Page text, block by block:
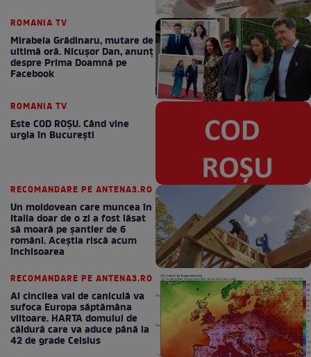
ROMANIA TV
Mirabela Grădinaru, mutare de
ultimă oră. Nicuşor Dan, anunţ
despre Prima Doamnă pe
Facebook
ROMANIA TV
Este COD ROŞU. Când vine
urgia în Bucureşti
RECOMANDARE PE ANTENA3.RO
Un moldovean care muncea în
Italia doar de o zi a fost lăsat
să moară pe şantier de 6
români. Aceștia riscă acum
închisoarea
RECOMANDARE PE ANTENA3.RO
Al cincilea val de caniculă va
sufoca Europa săptămâna
viitoare. HARTA domului de
căldură care va aduce până la
42 de grade Celsius